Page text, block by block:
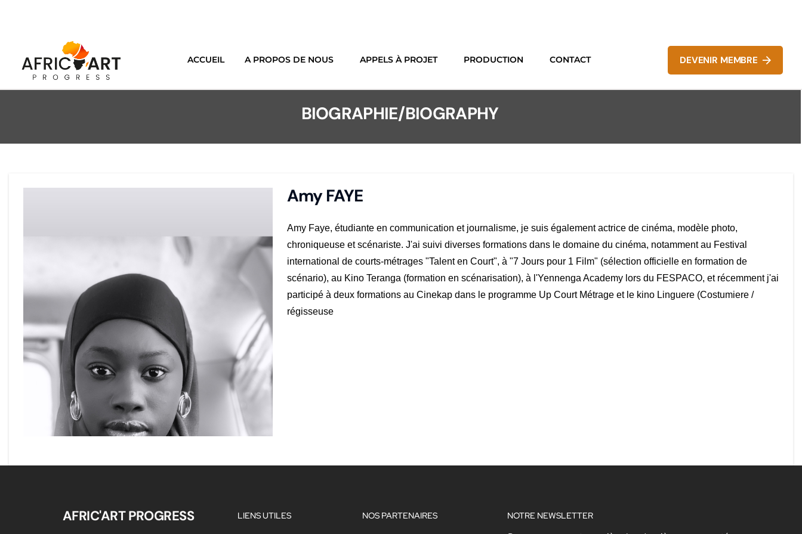
ACCUEIL A PROPOS DE NOUS APPELS À PROJET PRODUCTION CONTACT DEVENIR MEMBRE
BIOGRAPHIE/BIOGRAPHY
Amy FAYE
Amy Faye, étudiante en communication et journalisme, je suis également actrice de cinéma, modèle photo,
chroniqueuse et scénariste. J'ai suivi diverses formations dans le domaine du cinéma, notamment au Festival
international de courts-métrages "Talent en Court", à "7 Jours pour 1 Film" (sélection officielle en formation de
scénario), au Kino Teranga (formation en scénarisation), à l'Yennenga Academy lors du FESPACO, et récemment j'ai
participé à deux formations au Cinekap dans le programme Up Court Métrage et le kino Linguere (Costumiere /
régisseuse
AFRIC'ART PROGRESS LIENS UTILES NOS PARTENAIRES NOTRE NEWSLETTER